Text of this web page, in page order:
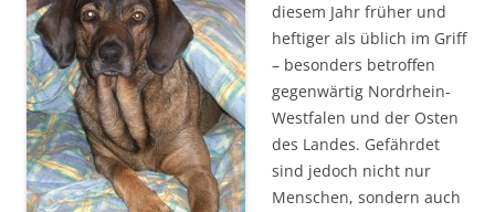
diesem Jahr früher und
heftiger als üblich im Griff
– besonders betroffen
gegenwärtig Nordrhein-
Westfalen und der Osten
des Landes. Gefährdet
sind jedoch nicht nur
Menschen, sondern auch